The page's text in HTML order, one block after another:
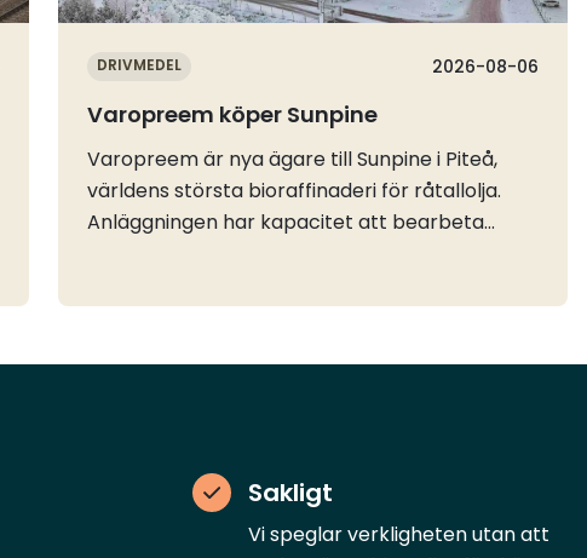
DRIVMEDEL 2026-08-06
Varopreem köper Sunpine
Varopreem är nya ägare till Sunpine i Piteå,
världens största bioraffinaderi för råtallolja.
Anläggningen har kapacitet att bearbeta
SAF.Råtallolja är en förnybar biprodukt från
motsvarande fossila bränslen. Råvaran
konkurrera inte heller med
livsmedelsproduktion och
Sakligt
Vi speglar verkligheten utan att